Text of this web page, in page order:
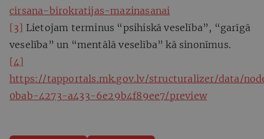
cirsana-birokratijas-mazinasanai
[3] Lietojam terminus “psihiskā veselība”, “garīgā
veselība” un “mentālā veselība” kā sinonīmus.
[4]
https://tapportals.mk.gov.lv/structuralizer/data/
0bab-4273-a433-6e29b4f89ee7/preview